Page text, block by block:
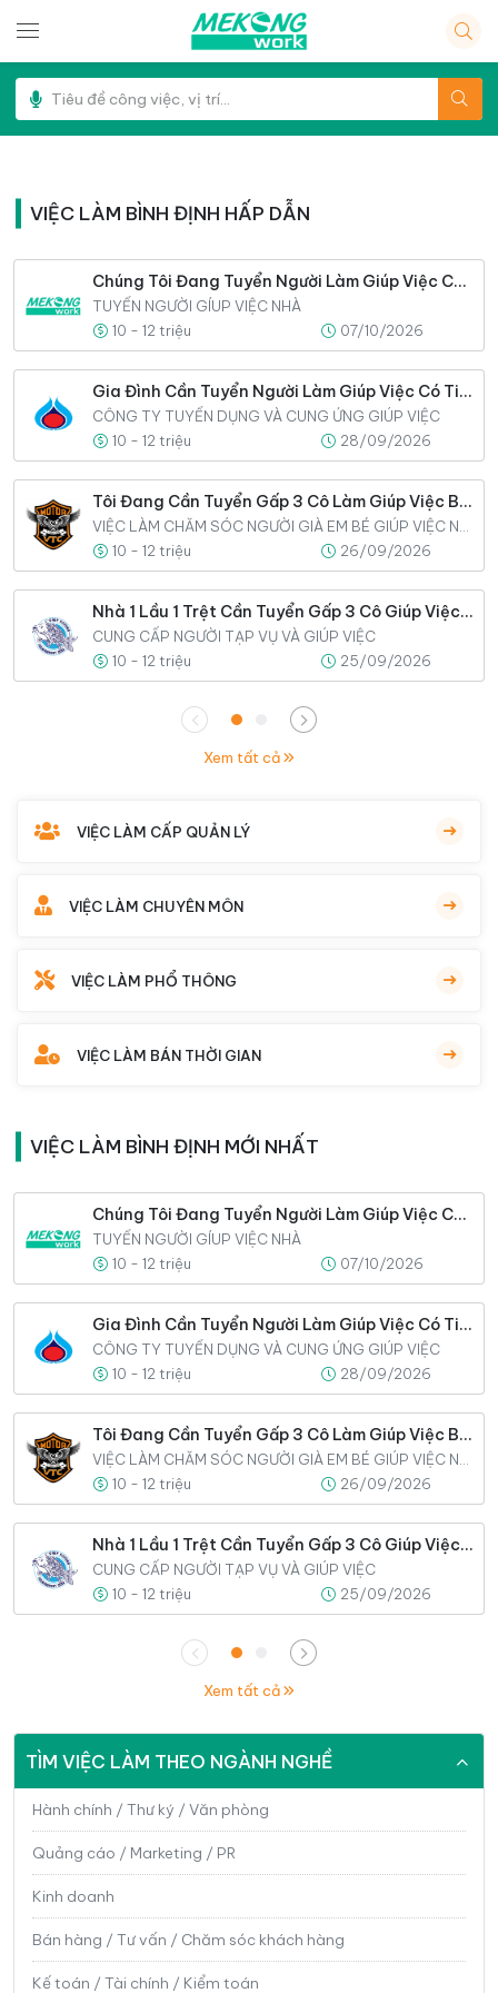
VIỆC LÀM BÌNH ĐỊNH HẤP DẪN
Chúng Tôi Đang Tuyển Người Làm Giúp Việc Cho Gia Đình Ngay Hôm Nay
TUYỂN NGƯỜI GÍUP VIỆC NHÀ
10 - 12 triệu
07/10/2026
Gia Đình Cần Tuyển Người Làm Giúp Việc Có Tinh Thần Làm Việc Lâu Dài
CÔNG TY TUYỂN DỤNG VÀ CUNG ỨNG GIÚP VIỆC
10 - 12 triệu
28/09/2026
Tôi Đang Cần Tuyển Gấp 3 Cô Làm Giúp Việc Bao Ăn Ở Lại Tại Nhà Tôi
10 - 12 triệu
26/09/2026
Nhà 1 Lầu 1 Trệt Cần Tuyển Gấp 3 Cô Giúp Việc Gia Đình
CUNG CẤP NGƯỜI TẠP VỤ VÀ GIÚP VIỆC
10 - 12 triệu
25/09/2026
Xem tất cả
VIỆC LÀM CẤP QUẢN LÝ
VIỆC LÀM CHUYÊN MÔN
VIỆC LÀM PHỔ THÔNG
VIỆC LÀM BÁN THỜI GIAN
VIỆC LÀM BÌNH ĐỊNH MỚI NHẤT
Chúng Tôi Đang Tuyển Người Làm Giúp Việc Cho Gia Đình Ngay Hôm Nay
TUYỂN NGƯỜI GÍUP VIỆC NHÀ
10 - 12 triệu
07/10/2026
Gia Đình Cần Tuyển Người Làm Giúp Việc Có Tinh Thần Làm Việc Lâu Dài
CÔNG TY TUYỂN DỤNG VÀ CUNG ỨNG GIÚP VIỆC
10 - 12 triệu
28/09/2026
Tôi Đang Cần Tuyển Gấp 3 Cô Làm Giúp Việc Bao Ăn Ở Lại Tại Nhà Tôi
10 - 12 triệu
26/09/2026
Nhà 1 Lầu 1 Trệt Cần Tuyển Gấp 3 Cô Giúp Việc Gia Đình
CUNG CẤP NGƯỜI TẠP VỤ VÀ GIÚP VIỆC
10 - 12 triệu
25/09/2026
Xem tất cả
TÌM VIỆC LÀM THEO NGÀNH NGHỀ
Hành chính / Thư ký / Văn phòng
Quảng cáo / Marketing / PR
Kinh doanh
Bán hàng / Tư vấn / Chăm sóc khách hàng
Kế toán / Tài chính / Kiểm toán